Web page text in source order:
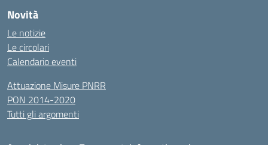
Novità
Le notizie
Le circolari
Calendario eventi
Attuazione Misure PNRR
PON 2014-2020
Tutti gli argomenti